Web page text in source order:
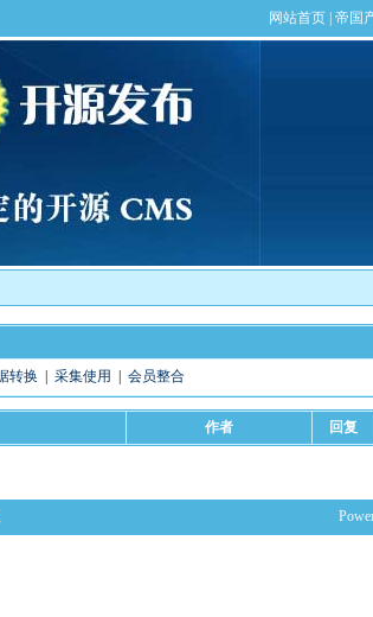
转换 采集使用 会员整合
作者 回复